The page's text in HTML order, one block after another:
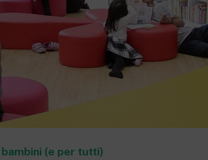
(e per tutti)